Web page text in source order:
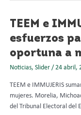
TEEM e
esfuerzos
oportuna a
Noticias, Slider / 24 abril,
TEEM e IMMUJERIS
mujeres. Morelia,
del Tribunal Electoral del
TEEM
IMMUJERIS
suman
esfuerzos
la
atención
oportuna